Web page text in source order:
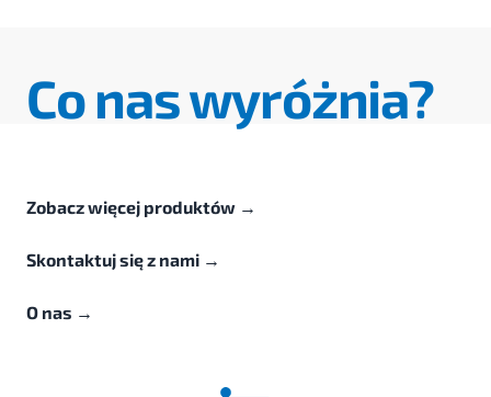
Co nas wyróżnia?
Zobacz więcej produktów →
Skontaktuj się z nami →
O nas →